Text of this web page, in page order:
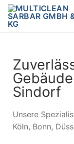
Sindorf
Unsere
Köln, Bonn,